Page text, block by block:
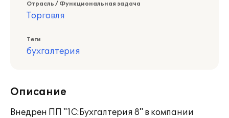
Отрасль / Функциональная задача
Торговля
Теги
бухгалтерия
Описание
Внедрен ПП "1С:Бухгалтерия 8" в компании